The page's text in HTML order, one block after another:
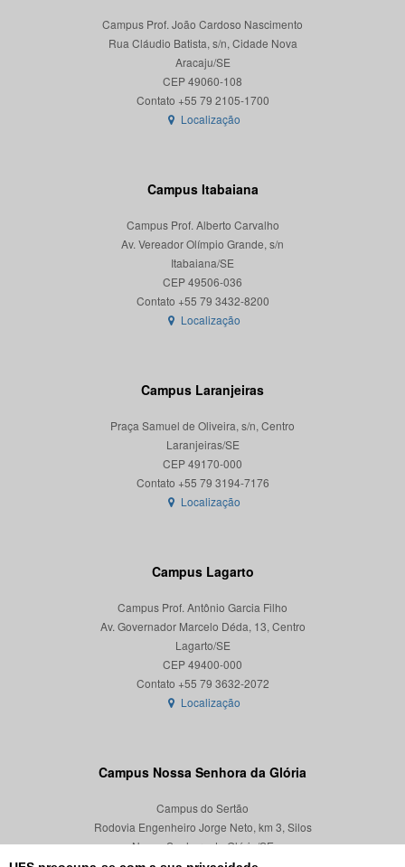
Campus Prof. João Cardoso Nascimento
Rua Cláudio Batista, s/n, Cidade Nova
Aracaju/SE
CEP 49060-108
Localização
Campus Itabaiana
Campus Prof. Alberto Carvalho
Av. Vereador Olímpio Grande, s/n
Itabaiana/SE
CEP 49506-036
Localização
Campus Laranjeiras
Praça Samuel de Oliveira, s/n, Centro
Laranjeiras/SE
CEP 49170-000
Localização
Campus Lagarto
Campus Prof. Antônio Garcia Filho
Av. Governador Marcelo Déda, 13, Centro
Lagarto/SE
CEP 49400-000
Localização
Campus Nossa Senhora da Glória
Campus do Sertão
Rodovia Engenheiro Jorge Neto, km 3, Silos
Nossa Senhora da Glória/SE